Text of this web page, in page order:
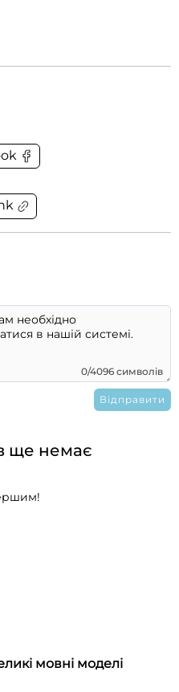
0/4096 символів
ще немає
мовні моделі